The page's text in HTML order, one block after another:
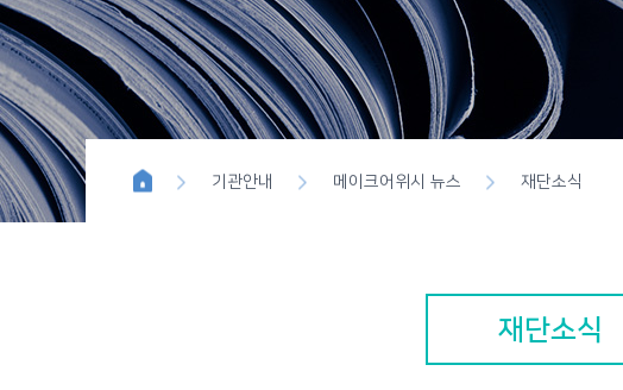
기관안내 메이크어위시 뉴스 재단소식
재단소식